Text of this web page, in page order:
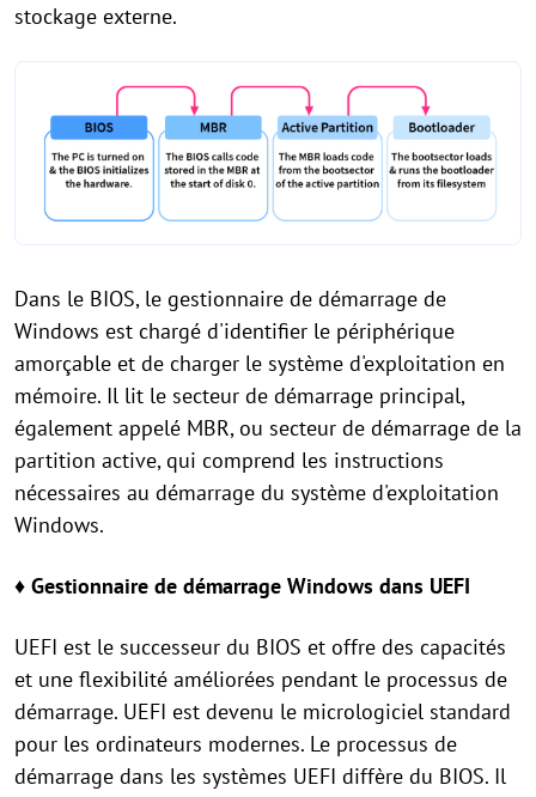
stockage externe.
Dans le BIOS, le gestionnaire de démarrage de
Windows est chargé d'identifier le périphérique
amorçable et de charger le système d'exploitation en
mémoire. Il lit le secteur de démarrage principal,
également appelé MBR, ou secteur de démarrage de la
partition active, qui comprend les instructions
nécessaires au démarrage du système d'exploitation
Windows.
♦ Gestionnaire de démarrage Windows dans UEFI
UEFI est le successeur du BIOS et offre des capacités
et une flexibilité améliorées pendant le processus de
démarrage. UEFI est devenu le micrologiciel standard
pour les ordinateurs modernes. Le processus de
démarrage dans les systèmes UEFI diffère du BIOS. Il